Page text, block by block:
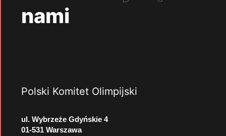
nami
Polski Komitet Olimpijski
ul. Wybrzeże Gdyńskie 4
01-531 Warszawa